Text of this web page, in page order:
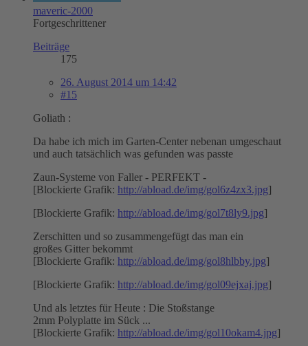
maveric-2000
Fortgeschrittener
Beiträge
175
26. August 2014 um 14:42
#15
Goliath :
Da habe ich mich im Garten-Center nebenan umgeschaut
und auch tatsächlich was gefunden was passte
Zaun-Systeme von Faller - PERFEKT -
[Blockierte Grafik: http://abload.de/img/gol6z4zx3.jpg]
[Blockierte Grafik: http://abload.de/img/gol7t8ly9.jpg]
Zerschitten und so zusammengefügt das man ein
großes Gitter bekommt
[Blockierte Grafik: http://abload.de/img/gol8hlbby.jpg]
[Blockierte Grafik: http://abload.de/img/gol09ejxaj.jpg]
Und als letztes für Heute : Die Stoßstange
2mm Polyplatte im Sück ...
[Blockierte Grafik: http://abload.de/img/gol10okam4.jpg]